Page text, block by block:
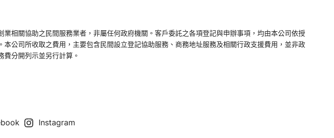
相關協助之民間服務業者，非屬任何政府機關。客戶委託之各項登記與申辦事項，均由本公司依授
公司所收取之費用，主要包含民間設立登記協助服務、商務地址服務及相關行政支援費用，並非政
分開列示並另行計算。
Instagram